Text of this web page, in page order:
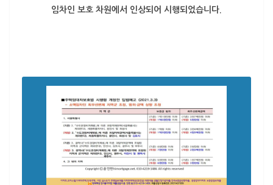
임차인 보호 차원에서 인상되어 시행되었습니다.